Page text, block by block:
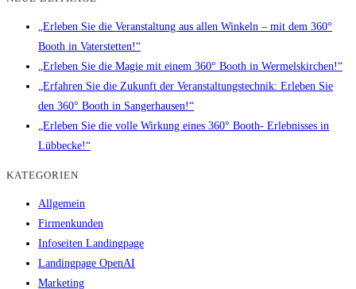
„Erleben Sie die Veranstaltung aus allen Winkeln – mit dem 360°
Booth in Vaterstetten!“
„Erleben Sie die Magie mit einem 360° Booth in Wermelskirchen!“
„Erfahren Sie die Zukunft der Veranstaltungstechnik: Erleben Sie
den 360° Booth in Sangerhausen!“
„Erleben Sie die volle Wirkung eines 360° Booth- Erlebnisses in
Lübbecke!“
KATEGORIEN
Allgemein
Firmenkunden
Infoseiten Landingpage
Landingpage OpenAI
Marketing